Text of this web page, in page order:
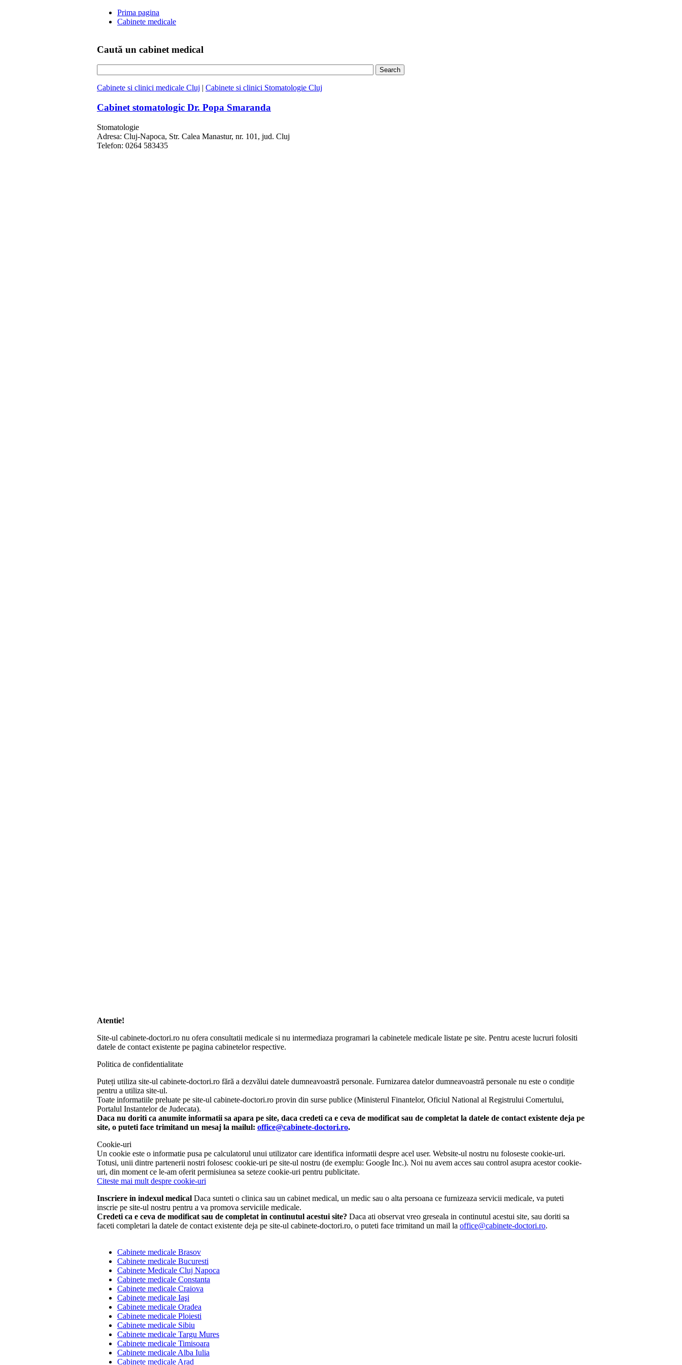
Prima pagina
Cabinete medicale
Caută un cabinet medical
Cabinete si clinici medicale Cluj | Cabinete si clinici Stomatologie Cluj
Cabinet stomatologic Dr. Popa Smaranda
Stomatologie
Adresa: Cluj-Napoca, Str. Calea Manastur, nr. 101, jud. Cluj
Telefon: 0264 583435
Atentie!
Site-ul cabinete-doctori.ro nu ofera consultatii medicale si nu intermediaza programari la cabinetele medicale listate pe site. Pentru aceste lucruri folositi
datele de contact existente pe pagina cabinetelor respective.
Politica de confidentialitate
Puteți utiliza site-ul cabinete-doctori.ro fără a dezvălui datele dumneavoastră personale. Furnizarea datelor dumneavoastră personale nu este o condiție
pentru a utiliza site-ul.
Toate informatiile preluate pe site-ul cabinete-doctori.ro provin din surse publice (Ministerul Finantelor, Oficiul National al Registrului Comertului,
Portalul Instantelor de Judecata).
Daca nu doriti ca anumite informatii sa apara pe site, daca credeti ca e ceva de modificat sau de completat la datele de contact existente deja pe
site, o puteti face trimitand un mesaj la mailul: office@cabinete-doctori.ro.
Cookie-uri
Un cookie este o informatie pusa pe calculatorul unui utilizator care identifica informatii despre acel user. Website-ul nostru nu foloseste cookie-uri.
Totusi, unii dintre partenerii nostri folosesc cookie-uri pe site-ul nostru (de exemplu: Google Inc.). Noi nu avem acces sau control asupra acestor cookie-
uri, din moment ce le-am oferit permisiunea sa seteze cookie-uri pentru publicitate.
Citeste mai mult despre cookie-uri
Inscriere in indexul medical Daca sunteti o clinica sau un cabinet medical, un medic sau o alta persoana ce furnizeaza servicii medicale, va puteti
inscrie pe site-ul nostru pentru a va promova serviciile medicale.
Credeti ca e ceva de modificat sau de completat in continutul acestui site? Daca ati observat vreo greseala in continutul acestui site, sau doriti sa
faceti completari la datele de contact existente deja pe site-ul cabinete-doctori.ro, o puteti face trimitand un mail la office@cabinete-doctori.ro.
Cabinete medicale Brasov
Cabinete medicale Bucuresti
Cabinete Medicale Cluj Napoca
Cabinete medicale Constanta
Cabinete medicale Craiova
Cabinete medicale Iaşi
Cabinete medicale Oradea
Cabinete medicale Ploiesti
Cabinete medicale Sibiu
Cabinete medicale Targu Mures
Cabinete medicale Timisoara
Cabinete medicale Alba Iulia
Cabinete medicale Arad